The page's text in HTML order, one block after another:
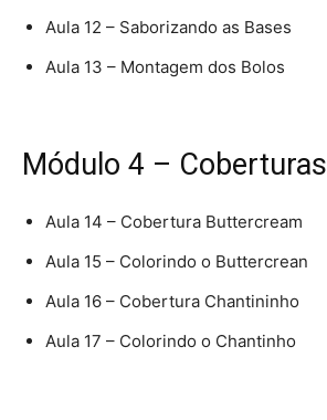
Aula 12 – Saborizando as Bases
Aula 13 – Montagem dos Bolos
Módulo 4 – Coberturas
Aula 14 – Cobertura Buttercream
Aula 15 – Colorindo o Buttercrean
Aula 16 – Cobertura Chantininho
Aula 17 – Colorindo o Chantinho